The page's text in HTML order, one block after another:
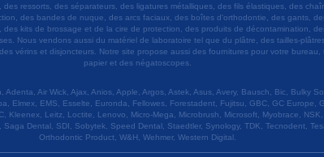
ressorts, des séparateurs, des ligatures métalliques, des fils élastiques, des
des bandes de nuque, des arcs faciaux, des boîtes d'orthodontie, des gants,
kits de brossage et de la cire de protection, des produits de décontamination,
Nous vendons aussi du matériel de laboratoire tel que du plâtre, des tailles-
vérins et disjoncteurs. Notre site propose aussi des fournitures pour votre
papier et des négatoscopes.
Air Wick, Ajax, Anios, Apple, Argos, Astek, Asus, Avery, Bausch, Bic, Bulky
Elmex, EMS, Esselte, Euronda, Fellowes, Forestadent, Fujitsu, GBC, GC Europe,
Kleenex, Leitz, Loctite, Lenovo, Micro-Mega, Microbrush, Microsoft, Myobrace,
Dental, SDI, Sobytek, Speed Dental, Staedtler, Synology, TDK, Tecnodent,
Orthodontic Product, W&H, Wehmer, Western Digital.